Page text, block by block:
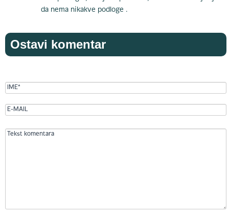
da nema nikakve podloge .
Ostavi komentar